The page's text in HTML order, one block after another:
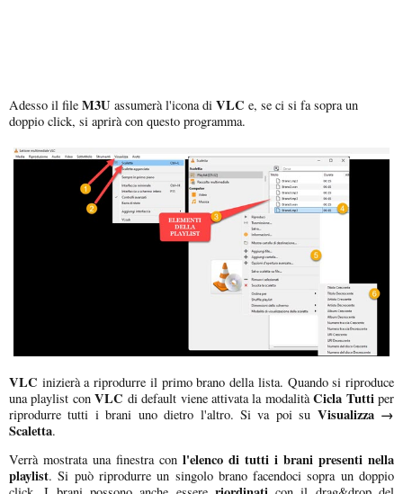
Adesso il file M3U assumerà l'icona di VLC e, se ci si fa sopra un
doppio click, si aprirà con questo programma.
VLC inizierà a riprodurre il primo brano della lista. Quando si riproduce
una playlist conVLC di default viene attivata la modalitàCicla Tutti per
riprodurre tutti i brani uno dietro l'altro. Si va poi su Visualizza →
Scaletta.
Verrà mostrata una finestra con l'elenco di tutti i brani presenti nella
playlist. Si può riprodurre un singolo brano facendoci sopra un doppio